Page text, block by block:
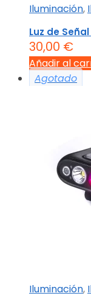
Iluminación,
Luz de
30,00 €
Añadir al
Agotado
Iluminación,